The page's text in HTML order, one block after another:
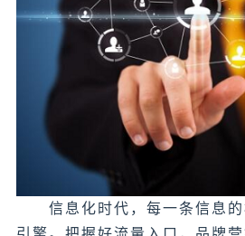
信息化时代，每一条信息的